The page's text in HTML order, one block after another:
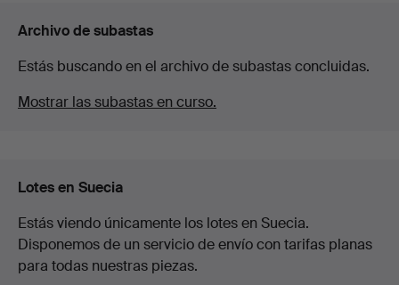
Archivo de subastas
Estás buscando en el archivo de subastas concluidas.
Mostrar las subastas en curso.
Lotes en Suecia
Estás viendo únicamente los lotes en Suecia.
Disponemos de un servicio de envío con tarifas planas
para todas nuestras piezas.